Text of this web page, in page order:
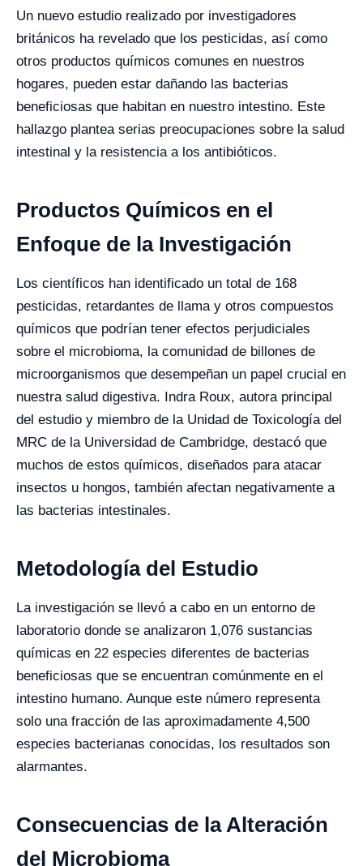
Un nuevo estudio realizado por investigadores
británicos ha revelado que los pesticidas, así como
otros productos químicos comunes en nuestros
hogares, pueden estar dañando las bacterias
beneficiosas que habitan en nuestro intestino. Este
hallazgo plantea serias preocupaciones sobre la salud
intestinal y la resistencia a los antibióticos.
Productos Químicos en el
Enfoque de la Investigación
Los científicos han identificado un total de 168
pesticidas, retardantes de llama y otros compuestos
químicos que podrían tener efectos perjudiciales
sobre el microbioma, la comunidad de billones de
microorganismos que desempeñan un papel crucial en
nuestra salud digestiva. Indra Roux, autora principal
del estudio y miembro de la Unidad de Toxicología del
MRC de la Universidad de Cambridge, destacó que
muchos de estos químicos, diseñados para atacar
insectos u hongos, también afectan negativamente a
las bacterias intestinales.
Metodología del Estudio
La investigación se llevó a cabo en un entorno de
laboratorio donde se analizaron 1,076 sustancias
químicas en 22 especies diferentes de bacterias
beneficiosas que se encuentran comúnmente en el
intestino humano. Aunque este número representa
solo una fracción de las aproximadamente 4,500
especies bacterianas conocidas, los resultados son
alarmantes.
Consecuencias de la Alteración
del Microbioma